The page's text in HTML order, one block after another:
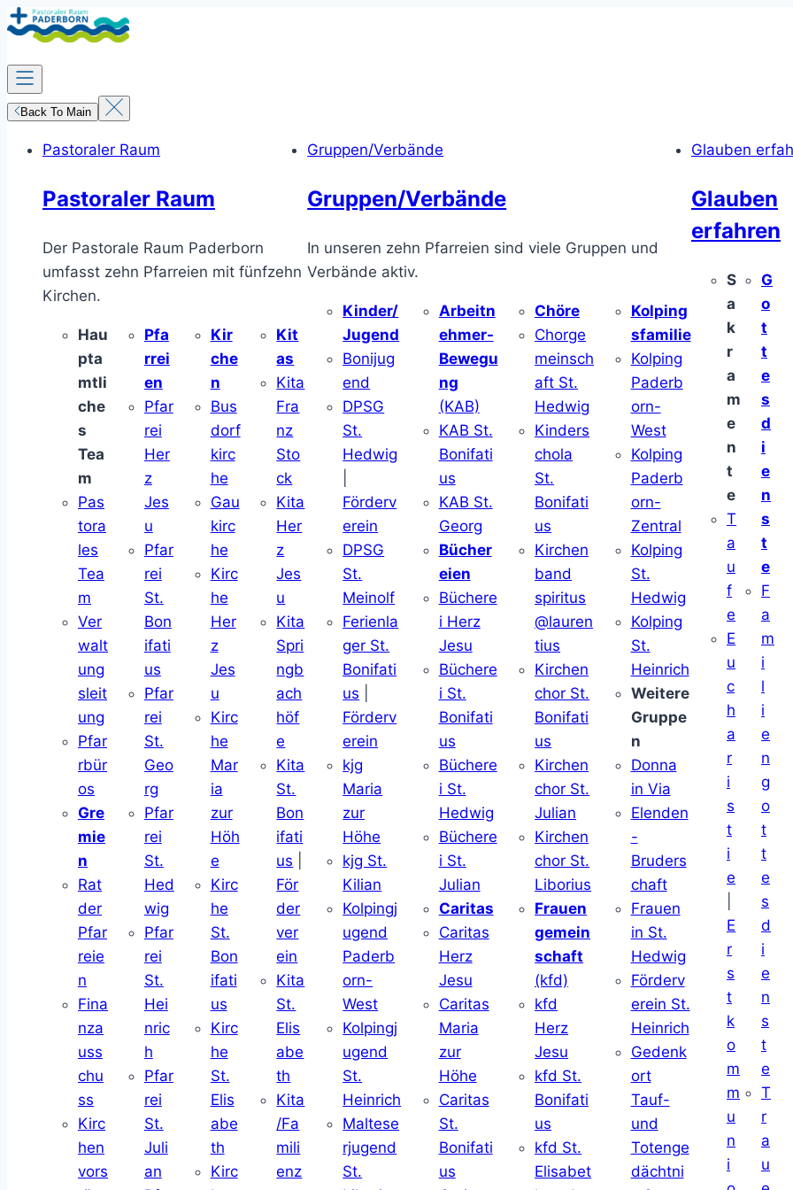
Zum
Inhalt
springen
Back To Main
Pastoraler Raum
Pastoraler Raum
Der Pastorale Raum Paderborn
umfasst zehn Pfarreien mit fünfzehn
Kirchen.
Hau
pta
mtli
che
s
Tea
m
Pas
tora
les
Tea
m
Ver
walt
ung
sleit
ung
Pfar
rbür
os
Gre
mie
n
Rat
der
Pfar
reie
n
Fina
nza
uss
chu
ss
Kirc
hen
vors
Pfa
rrei
en
Pfar
rei
Her
z
Jes
u
Pfar
rei
St.
Bon
ifati
us
Pfar
rei
St.
Geo
rg
Pfar
rei
St.
Hed
wig
Pfar
rei
St.
Hei
nric
h
Pfar
rei
St.
Juli
an
Kir
che
n
Bus
dorf
kirc
he
Gau
kirc
he
Kirc
he
Her
z
Jes
u
Kirc
he
Mar
ia
zur
Höh
e
Kirc
he
St.
Bon
ifati
us
Kirc
he
St.
Elis
abe
th
Kirc
Kit
as
Kita
Fra
nz
Sto
ck
Kita
Her
z
Jes
u
Kita
Spri
ngb
ach
höf
e
Kita
St.
Bon
ifati
us
För
der
ver
ein
Kita
St.
Elis
abe
th
Kita
/Fa
mili
enz
Gruppen/Verbände
Gruppen/Verbände
In unseren zehn Pfarreien sind viele Gruppen und
Verbände aktiv.
Kinder/
Jugend
Bonijug
end
DPSG
St.
Hedwig
Förderv
erein
DPSG
St.
Meinolf
Ferienla
ger St.
Bonifati
us
Förderv
erein
kjg
Maria
zur
Höhe
kjg St.
Kilian
Kolpingj
ugend
Paderb
orn-
West
Kolpingj
ugend
St.
Heinrich
Maltese
rjugend
St.
Arbeitn
ehmer-
Bewegu
ng
(KAB)
KAB St.
Bonifati
us
KAB St.
Georg
Bücher
eien
Büchere
i Herz
Jesu
Büchere
i St.
Bonifati
us
Büchere
i St.
Hedwig
Büchere
i St.
Julian
Caritas
Caritas
Herz
Jesu
Caritas
Maria
zur
Höhe
Caritas
St.
Bonifati
us
Chöre
Chorge
meinsch
aft St.
Hedwig
Kinders
chola
St.
Bonifati
us
Kirchen
band
spiritus
@lauren
tius
Kirchen
chor St.
Bonifati
us
Kirchen
chor St.
Julian
Kirchen
chor St.
Liborius
Frauen
gemein
schaft
(kfd)
kfd
Herz
Jesu
kfd St.
Bonifati
us
kfd St.
Elisabet
Kolping
sfamilie
Kolping
Paderb
orn-
West
Kolping
Paderb
orn-
Zentral
Kolping
St.
Hedwig
Kolping
St.
Heinrich
Weitere
Gruppe
n
Donna
in Via
Elenden
-
Bruders
chaft
Frauen
in St.
Hedwig
Förderv
erein St.
Heinrich
Gedenk
ort
Tauf-
und
Totenge
dächtni
Glauben
Glauben
erfahren
S
a
k
r
a
m
e
n
t
e
T
a
u
f
e
E
u
c
h
a
r
i
s
t
i
e
E
r
s
t
k
o
m
m
u
n
i
G
o
t
t
e
s
d
i
e
n
s
t
e
F
a
m
i
l
i
e
n
g
o
t
t
e
s
d
i
e
n
s
t
e
T
r
a
u